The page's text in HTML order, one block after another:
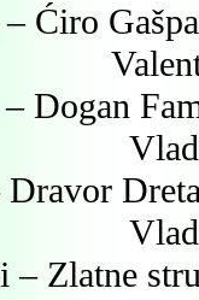
Ćiro
Dogan
– Zlatne